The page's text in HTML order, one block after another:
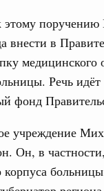
внести в
Речь
фонд
учреждение
Он, в
корпуса
Голикова
медики» с